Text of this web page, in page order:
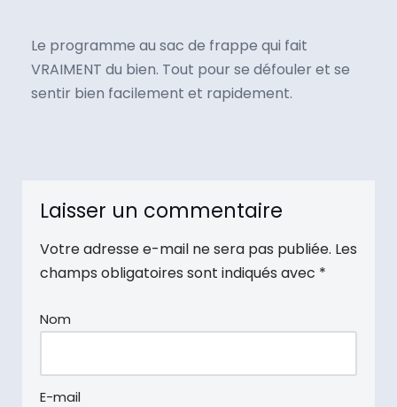
Le programme au sac de frappe qui fait
VRAIMENT du bien. Tout pour se défouler et se
sentir bien facilement et rapidement.
Laisser un commentaire
Votre adresse e-mail ne sera pas publiée. Les
champs obligatoires sont indiqués avec *
Nom
E-mail